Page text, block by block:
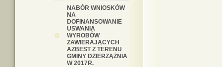
NABÓR WNIOSKÓW
NA
DOFINANSOWANIE
USWANIA
WYROBÓW
ZAWIERAJĄCYCH
AZBEST Z TERENU
GMINY DZIERZĄŻNIA
W 2017R.